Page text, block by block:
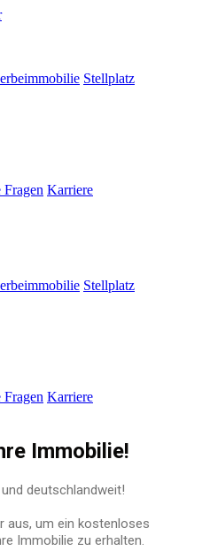
Stellplatz
Karriere
Stellplatz
Karriere